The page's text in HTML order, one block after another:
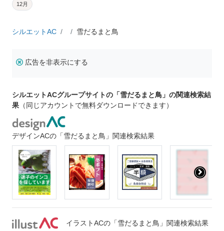
12月
シルエットAC 雪だるまと鳥
広告を非表示にする
シルエットACグループサイトの「雪だるまと鳥」の関連検索結
果 （同じアカウントで無料ダウンロードできます）
デザインACの「雪だるまと鳥」関連検索結果
イラストACの「雪だるまと鳥」関連検索結果